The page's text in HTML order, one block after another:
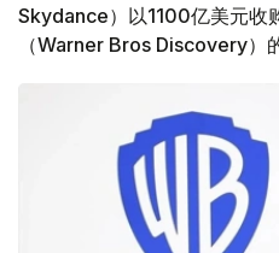
Skydance）以1100亿美元收
（Warner Bros Discovery）